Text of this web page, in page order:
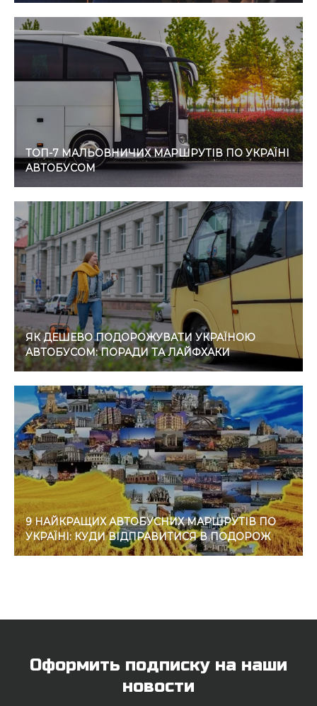
ТОП-7 МАЛЬОВНИЧИХ МАРШРУТІВ ПО УКРАЇНІ
АВТОБУСОМ
ЯК ДЕШЕВО ПОДОРОЖУВАТИ УКРАЇНОЮ
АВТОБУСОМ: ПОРАДИ ТА ЛАЙФХАКИ
9 НАЙКРАЩИХ АВТОБУСНИХ МАРШРУТІВ ПО
УКРАЇНІ: КУДИ ВІДПРАВИТИСЯ В ПОДОРОЖ
Оформить подписку на наши
новости